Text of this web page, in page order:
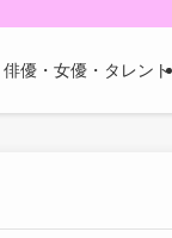
俳優・女優・タレント